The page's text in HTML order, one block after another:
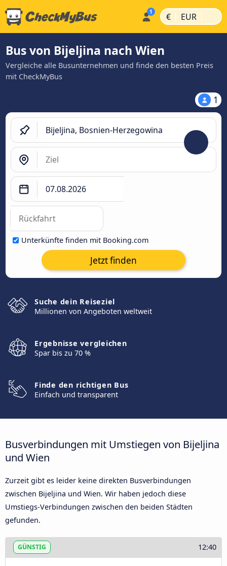
€ | EUR |
Bus von Bijeljina nach Wien
Vergleiche alle Busunternehmen und finde den besten Preis
mit CheckMyBus
1
Unterkünfte finden mit Booking.com
Jetzt finden
Suche dein Reiseziel
Millionen von Angeboten weltweit
Ergebnisse vergleichen
Spar bis zu 70 %
Finde den richtigen Bus
Einfach und transparent
Busverbindungen mit Umstiegen von Bijeljina
und Wien
Zurzeit gibt es leider keine direkten Busverbindungen
zwischen Bijeljina und Wien. Wir haben jedoch diese
Umstiegs-Verbindungen zwischen den beiden Städten
gefunden.
GÜNSTIG 12:40